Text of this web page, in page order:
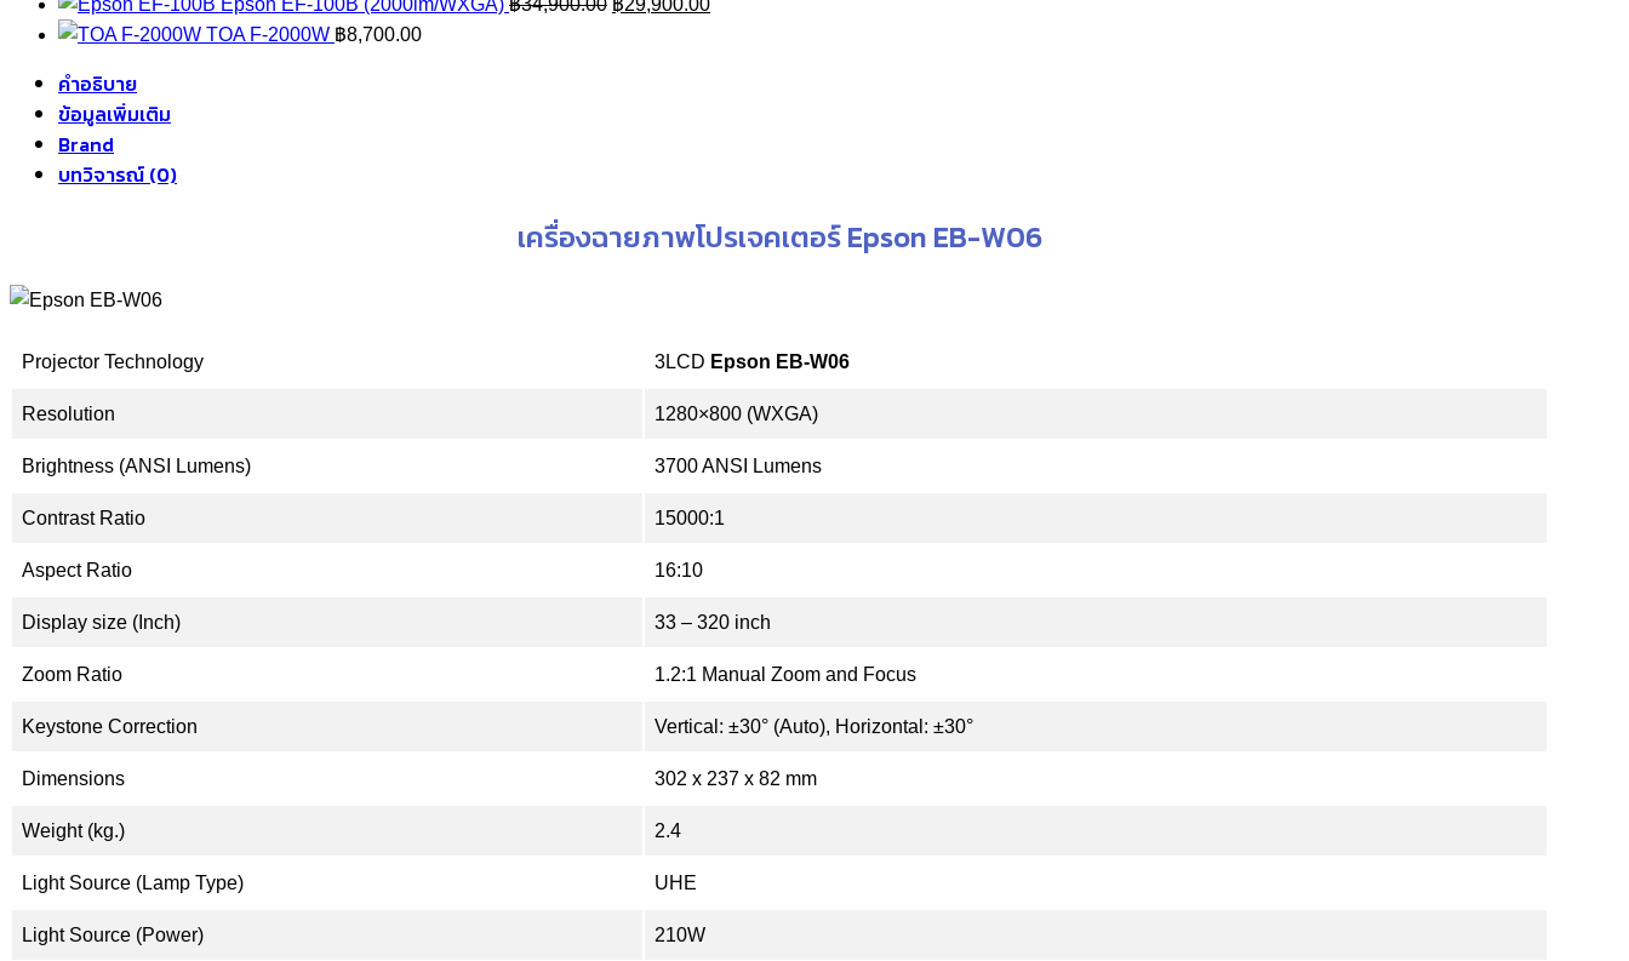
TOA F-2000W ฿8,700.00
คำอธิบาย
ข้อมูลเพิ่มเติม
Brand
บทวิจารณ์ (0)
เครื่องฉายภาพโปรเจคเตอร์ Epson EB-W06
Projector Technology 3LCD Epson EB-W06
Resolution 1280×800 (WXGA)
Brightness (ANSI Lumens) 3700 ANSI Lumens
Contrast Ratio 15000:1
Aspect Ratio 16:10
Display size (Inch) 33 – 320 inch
Zoom Ratio 1.2:1 Manual Zoom and Focus
Keystone Correction Vertical: ±30° (Auto), Horizontal: ±30°
Dimensions 302‎ x 237 x 82 mm
Weight (kg.) 2.4
Light Source (Lamp Type) UHE
Light Source (Power) 210W